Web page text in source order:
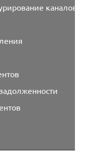
каналов